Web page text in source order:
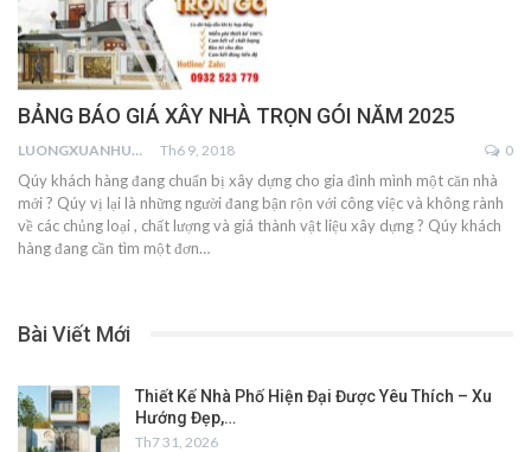
BẢNG BÁO GIÁ XÂY NHÀ TRỌN GÓI NĂM 2025
LUONGXUANHUNG Th6 9, 2018 0
Qúy khách hàng đang chuẩn bị xây dựng cho gia đình mình một căn nhà
mới ? Qúy vị lại là những người đang bận rộn với công việc và không rành
về các chủng loại , chất lượng và giá thành vật liệu xây dựng ? Qúy khách
hàng đang cần tìm một đơn…
Bài Viết Mới
Thiết Kế Nhà Phố Hiện Đại Được Yêu Thích – Xu
Hướng Đẹp,…
Th7 31, 2026